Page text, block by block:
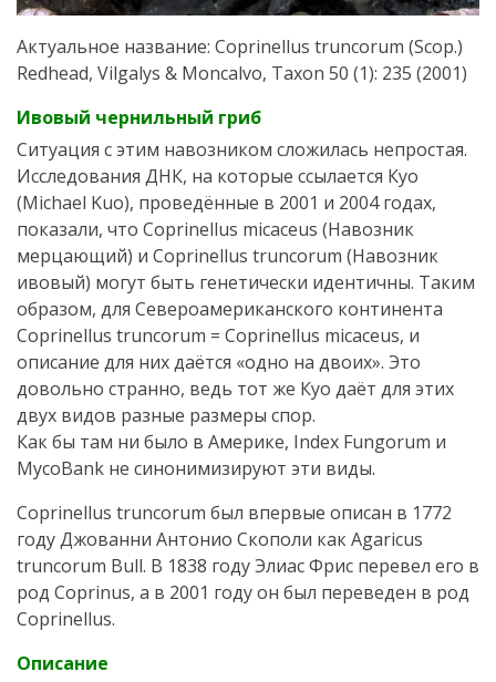
Актуальное название: Coprinellus truncorum (Scop.)
Redhead, Vilgalys & Moncalvo, Taxon 50 (1): 235 (2001)
Ивовый чернильный гриб
Ситуация с этим навозником сложилась непростая.
Исследования ДНК, на которые ссылается Куо
(Michael Kuo), проведённые в 2001 и 2004 годах,
показали, что Coprinellus micaceus (Навозник
мерцающий) и Coprinellus truncorum (Навозник
ивовый) могут быть генетически идентичны. Таким
образом, для Североамериканского континента
Coprinellus truncorum = Coprinellus micaceus, и
описание для них даётся «одно на двоих». Это
довольно странно, ведь тот же Куо даёт для этих
двух видов разные размеры спор.
Как бы там ни было в Америке, Index Fungorum и
MycoBank не синонимизируют эти виды.
Coprinellus truncorum был впервые описан в 1772
году Джованни Антонио Скополи как Agaricus
truncorum Bull. В 1838 году Элиас Фрис перевел его в
род Coprinus, а в 2001 году он был переведен в род
Coprinellus.
Описание